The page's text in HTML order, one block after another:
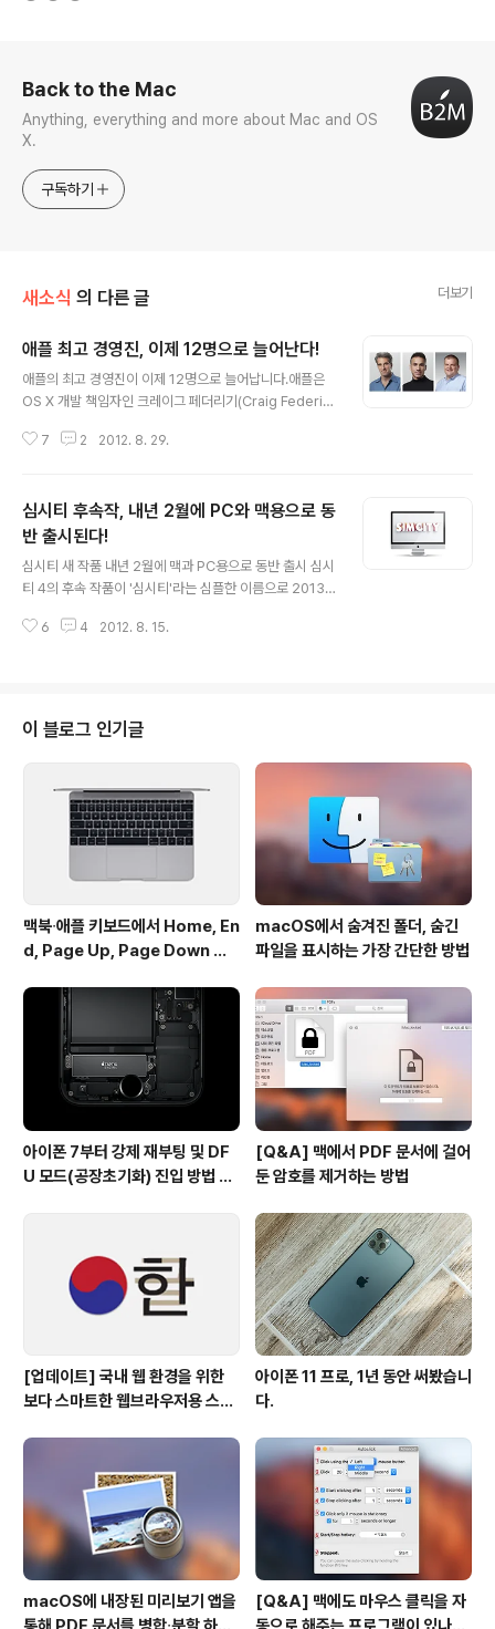
Back to the Mac
Anything, everything and more about Mac and OS
X.
구독하기
새소식 의 다른 글 더보기
애플 최고 경영진, 이제 12명으로 늘어난다!
애플의 최고 경영진이 이제 12명으로 늘어납니다.애플은
OS X 개발 책임자인 크레이그 페더리기(Craig Federig
Riccio) 부사장을을 '수석' 부사장으로 승진시켰습니다. 부
보고할 수 있는 권한을 가지며 애플의 원탁 조직 체계의 한
고리를 맡게 됩니다. 또 기존에 하드웨어 엔지니어링 수석
부사장인 밥 맨스필드는 당초 은퇴 선언을 번복하고 애플
에 남아 향후 신제품 개발에 힘을 쓸 예정이라고 합니다.페
언을 시연하는 등 애플의 주요 키노트에 자주 등장해 ..
7 2 2012. 8. 29.
심시티 후속작, 내년 2월에 PC와 맥용으로 동
반 출시된다!
심시티 새 작품 내년 2월에 맥과 PC용으로 동반 출시 심시
티 4의 후속 작품이 '심시티'라는 심플한 이름으로 2013
버전은 PC/Mac 플랫폼에 상관없이 서로 연동해서 플레이
관심있으신 분들은 참여해 보세요. (심시티 4가 2003년
에 출시되었으니 정확히 10년만에 새 버전이 등장하는 것
인데, 젊은 시절을 심시티 4를 하느라 불태우셨던 (저를 포
함한) 많은 분들에게 너무나 가슴뛰는 소식이 아닐까 싶습
니다. 심시티 소사이어트는 이미 버린 자식..) 클로즈 베타
신청 페이지 ..
6 4 2012. 8. 15.
이 블로그 인기글
맥북∙애플 키보드에서 Home, En
d, Page Up, Page Down 키
macOS에서 숨겨진 폴더, 숨긴
파일을 표시하는 가장 간단한 방법
아이폰 7부터 강제 재부팅 및 DF
U 모드(공장초기화) 진입 방법 변
[Q&A] 맥에서 PDF 문서에 걸어
둔 암호를 제거하는 방법
[업데이트] 국내 웹 환경을 위한
보다 스마트한 웹브라우저용 스타
아이폰 11 프로, 1년 동안 써봤습니
다.
macOS에 내장된 미리보기 앱을
[Q&A] 맥에도 마우스 클릭을 자